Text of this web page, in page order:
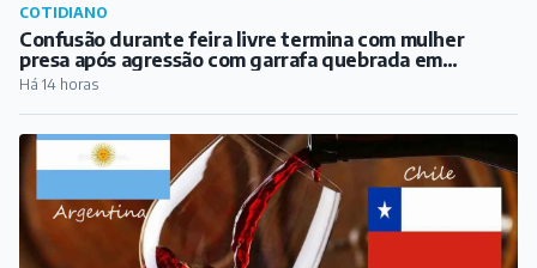
ARTICULISTAS
Entre Rolhas e Segredos: Argentina e Chile, os
melhores
Há 14 horas